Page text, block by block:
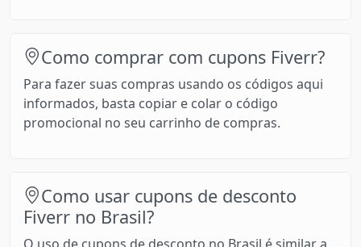
Como comprar com cupons Fiverr?
Para fazer suas compras usando os códigos aqui
informados, basta copiar e colar o código
promocional no seu carrinho de compras.
Como usar cupons de desconto
Fiverr no Brasil?
O uso de cupons de desconto no Brasil é similar a